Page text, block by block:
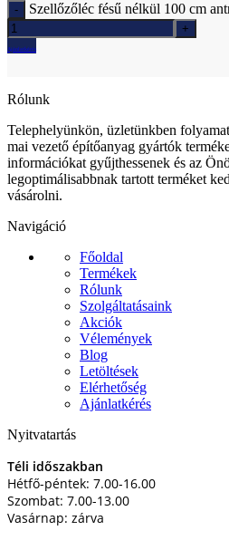
Szellőzőléc fésű nélkül 100 cm
Ajánlatkérés
Rólunk
Telephelyünkön, üzletünkben
mai vezető építőanyag gyártók
információkat gyűjthessenek és az
legoptimálisabbnak tartott terméket
vásárolni.
Navigáció
Főoldal
Termékek
Rólunk
Szolgáltatásaink
Akciók
Vélemények
Blog
Letöltések
Elérhetőség
Ajánlatkérés
Nyitvatartás
Téli időszakban
Hétfő-péntek: 7.00-16.00
Szombat: 7.00-13.00
Vasárnap: zárva